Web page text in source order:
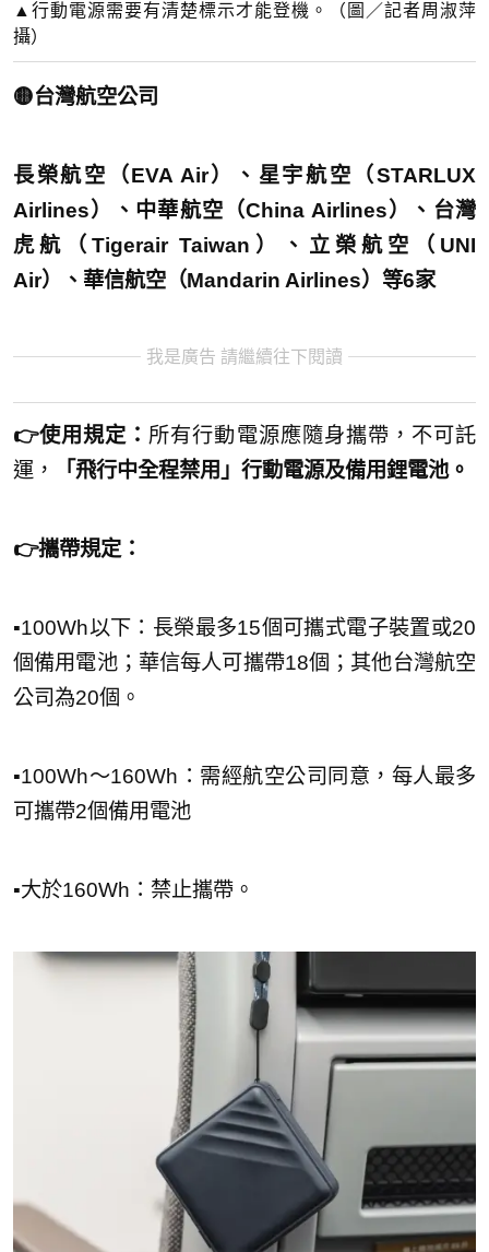
▲行動電源需要有清楚標示才能登機。（圖／記者周淑萍
攝）
🟡台灣航空公司
長榮航空（EVA Air）、星宇航空（STARLUX
Airlines）、中華航空（China Airlines）、台灣
虎航（Tigerair Taiwan）、立榮航空（UNI
Air）、華信航空（Mandarin Airlines）等6家
我是廣告 請繼續往下閱讀
👉使用規定： 所有行動電源應隨身攜帶，不可託
運，
「飛行中全程禁用」行動電源及備用鋰電池。
👉攜帶規定：
▪︎100Wh以下：長榮最多15個可攜式電子裝置或20
個備用電池；華信每人可攜帶18個；其他台灣航空
公司為20個。
▪︎100Wh～160Wh：需經航空公司同意，每人最多
可攜帶2個備用電池
▪︎大於160Wh：禁止攜帶。